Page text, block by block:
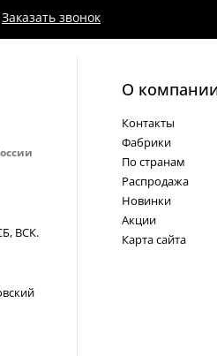
Заказать звонок
ВСК.
О
Контакты
Фабрики
По странам
Распродажа
Новинки
Акции
Карта сайта